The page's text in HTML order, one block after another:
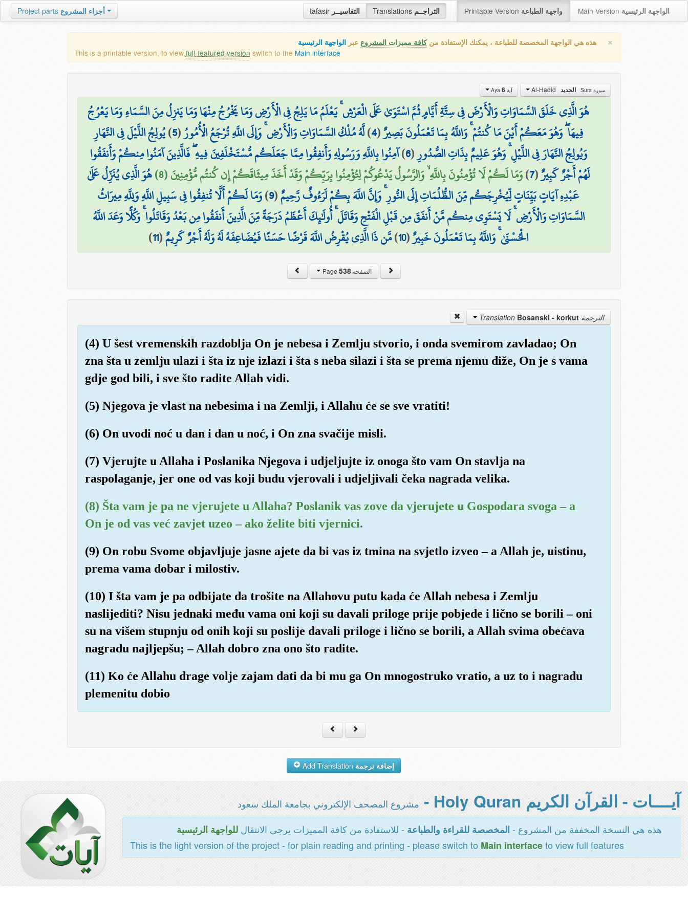
tafasir التفاسيــر Translations التراجــم Printable Version واجهة الطباعة Main Version الواجهة الرئيسية Project parts أجزاء المشروع
× هذه هي الواجهة المخصصة للطباعة ، يمكنك الإستفادة منكافة مميزات المشروع عبر الواجهة الرئيسية
This is a printable version, to view full-featured version switch to the Main interface
سورة Sura الحديد آية Aya 8
هُوَ الَّذِي خَلَقَ السَّمَاوَاتِ وَالْأَرْضَ فِي سِتَّةِ أَيَّامٍ ثُمَّ اسْتَوَىٰ عَلَى الْعَرْشِ ۚ يَعْلَمُ مَا يَلِجُ فِي الْأَرْضِ وَمَا يَخْرُجُ مِنْهَا وَمَا يَنزِلُ مِنَ السَّمَاءِ وَمَا يَعْرُجُ
فِيهَا ۖ وَهُوَ مَعَكُمْ أَيْنَ مَا كُنتُمْ ۚ وَاللَّهُ بِمَا تَعْمَلُونَ بَصِيرٌ(
4
)لَّهُ مُلْكُ السَّمَاوَاتِ وَالْأَرْضِ ۚ وَإِلَى اللَّهِ تُرْجَعُ الْأُمُورُ(
5
)يُولِجُ اللَّيْلَ فِي النَّهَارِ
وَيُولِجُ النَّهَارَ فِي اللَّيْلِ ۚ وَهُوَ عَلِيمٌ بِذَاتِ الصُّدُورِ(
6
)آمِنُوا بِاللَّهِ وَرَسُولِهِ وَأَنفِقُوا مِمَّا جَعَلَكُم مُّسْتَخْلَفِينَ فِيهِ ۖ فَالَّذِينَ آمَنُوا مِنكُمْ وَأَنفَقُوا
لَهُمْ أَجْرٌ كَبِيرٌ(
7
)وَمَا لَكُمْ لَا تُؤْمِنُونَ بِاللَّهِ ۙ وَالرَّسُولُ يَدْعُوكُمْ لِتُؤْمِنُوا بِرَبِّكُمْ وَقَدْ أَخَذَ مِيثَاقَكُمْ إِن كُنتُم مُّؤْمِنِينَ (8) هُوَ الَّذِي يُنَزِّلُ عَلَىٰ
عَبْدِهِ آيَاتٍ بَيِّنَاتٍ لِّيُخْرِجَكُم مِّنَ الظُّلُمَاتِ إِلَى النُّورِ ۚ وَإِنَّ اللَّهَ بِكُمْ لَرَءُوفٌ رَّحِيمٌ(
9
)وَمَا لَكُمْ أَلَّا تُنفِقُوا فِي سَبِيلِ اللَّهِ وَلِلَّهِ مِيرَاثُ
السَّمَاوَاتِ وَالْأَرْضِ ۚ لَا يَسْتَوِي مِنكُم مَّنْ أَنفَقَ مِن قَبْلِ الْفَتْحِ وَقَاتَلَ ۚ أُولَٰئِكَ أَعْظَمُ دَرَجَةً مِّنَ الَّذِينَ أَنفَقُوا مِن بَعْدُ وَقَاتَلُوا ۚ وَكُلًّا وَعَدَ اللَّهُ
الْحُسْنَىٰ ۚ وَاللَّهُ بِمَا تَعْمَلُونَ خَبِيرٌ(
10
)مَّن ذَا الَّذِي يُقْرِضُ اللَّهَ قَرْضًا حَسَنًا فَيُضَاعِفَهُ لَهُ وَلَهُ أَجْرٌ كَرِيمٌ(
11
)
الصفحة Page538
الترجمة Translation Bosanski - korkut
(4) U šest vremenskih razdoblja On je nebesa i Zemlju stvorio, i onda svemirom zavladao; On
zna šta u zemlju ulazi i šta iz nje izlazi i šta s neba silazi i šta se prema njemu diže, On je s vama
gdje god bili, i sve što radite Allah vidi.
(5) Njegova je vlast na nebesima i na Zemlji, i Allahu će se sve vratiti!
(6) On uvodi noć u dan i dan u noć, i On zna svačije misli.
(7) Vjerujte u Allaha i Poslanika Njegova i udjeljujte iz onoga što vam On stavlja na
raspolaganje, jer one od vas koji budu vjerovali i udjeljivali čeka nagrada velika.
(8) Šta vam je pa ne vjerujete u Allaha? Poslanik vas zove da vjerujete u Gospodara svoga – a
On je od vas već zavjet uzeo – ako želite biti vjernici.
(9) On robu Svome objavljuje jasne ajete da bi vas iz tmina na svjetlo izveo – a Allah je, uistinu,
prema vama dobar i milostiv.
(10) I šta vam je pa odbijate da trošite na Allahovu putu kada će Allah nebesa i Zemlju
naslijediti? Nisu jednaki među vama oni koji su davali priloge prije pobjede i lično se borili – oni
su na višem stupnju od onih koji su poslije davali priloge i lično se borili, a Allah svima obećava
nagradu najljepšu; – Allah dobro zna ono što radite.
(11) Ko će Allahu drage volje zajam dati da bi mu ga On mnogostruko vratio, a uz to i nagradu
plemenitu dobio
إضافة ترجمة
آيــــات - القرآن الكريم Holy Quran - مشروع المصحف الإلكتروني بجامعة الملك سعود
هذه هي النسخة المخففة من المشروع - المخصصة للقراءة والطباعة - للاستفادة من كافة المميزات يرجى الانتقالللواجهة الرئيسية
This is the light version of the project - for plain reading and printing - please switch to Main interfaceto view full features